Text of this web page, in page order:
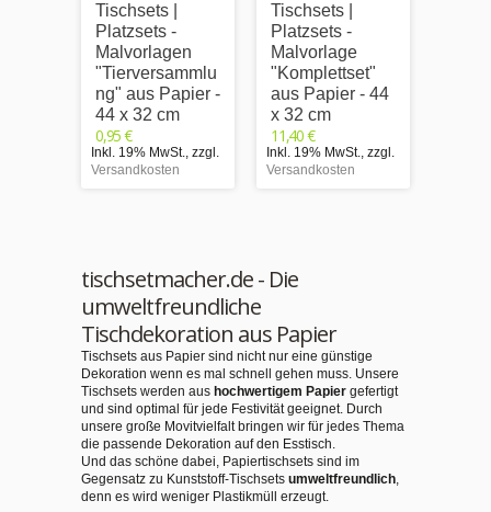
Tischsets |
Platzsets -
Malvorlagen
"Tierversammlu
ng" aus Papier -
44 x 32 cm
0,95 €
Inkl. 19% MwSt., zzgl.
Versandkosten
Tischsets |
Platzsets -
Malvorlage
"Komplettset"
aus Papier - 44
x 32 cm
11,40 €
Inkl. 19% MwSt., zzgl.
Versandkosten
tischsetmacher.de - Die
umweltfreundliche
Tischdekoration aus Papier
Tischsets aus Papier sind nicht nur eine günstige
Dekoration wenn es mal schnell gehen muss. Unsere
Tischsets werden aus hochwertigem Papier gefertigt
und sind optimal für jede Festivität geeignet. Durch
unsere große Movitvielfalt bringen wir für jedes Thema
die passende Dekoration auf den Esstisch.
Und das schöne dabei, Papiertischsets sind im
Gegensatz zu Kunststoff-Tischsets umweltfreundlich,
denn es wird weniger Plastikmüll erzeugt.